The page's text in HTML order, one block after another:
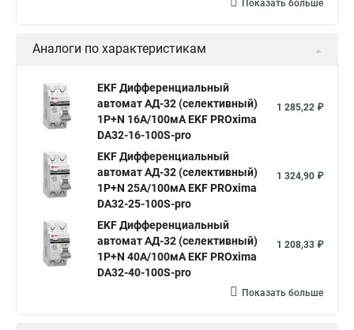
Показать больше
Аналоги по характеристикам
EKF Дифференциальный
автомат АД-32 (селективный)
1P+N 16А/100мА EKF PROxima
DA32-16-100S-pro
1 285,22 ₽
EKF Дифференциальный
автомат АД-32 (селективный)
1P+N 25А/100мА EKF PROxima
DA32-25-100S-pro
1 324,90 ₽
EKF Дифференциальный
автомат АД-32 (селективный)
1P+N 40А/100мА EKF PROxima
DA32-40-100S-pro
1 208,33 ₽
Показать больше